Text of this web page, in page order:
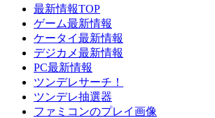
最新情報TOP
ゲーム最新情報
ケータイ最新情報
デジカメ最新情報
PC最新情報
ツンデレサーチ！
ツンデレ抽選器
ファミコンのプレイ画像